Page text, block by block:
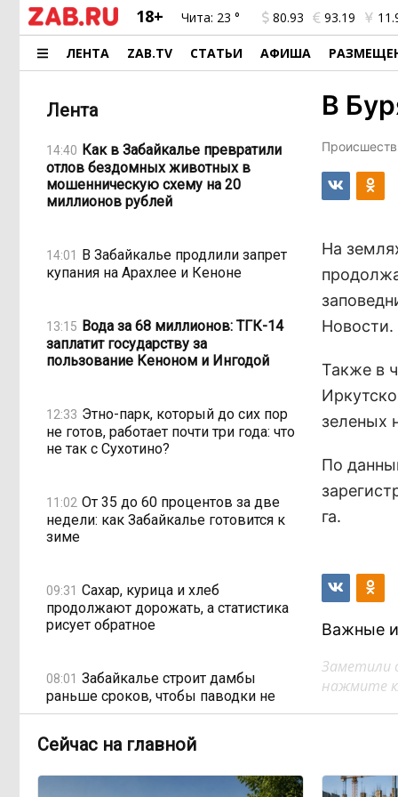
18+ Чита: 23 ° 80.93 93.19
ЛЕНТА ZAB.TV СТАТЬИ АФИША
Лента
14:40 Как в Забайкалье превратили
отлов бездомных животных в
мошенническую схему на 20
миллионов рублей
14:01 В Забайкалье продлили запрет
купания на Арахлее и Кеноне
13:15 Вода за 68 миллионов: ТГК-14
заплатит государству за
пользование Кеноном и Ингодой
12:33 Этно-парк, который до сих пор
не готов, работает почти три года: что
не так с Сухотино?
11:02 От 35 до 60 процентов за две
недели: как Забайкалье готовится к
зиме
09:31 Сахар, курица и хлеб
продолжают дорожать, а статистика
рисует обратное
08:01 Забайкалье строит дамбы
раньше сроков, чтобы паводки не
застали врасплох
Забайкалье: прогноз синоптиков на
В
На
Новости.
Также в
зеленых
По
га.
Важные
Заметили
нажмите
Сейчас на главной